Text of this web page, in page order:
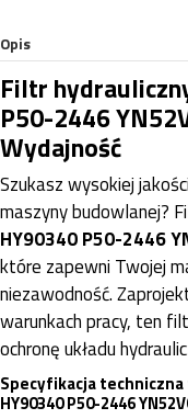
Opis
Filtr
P50-2446
Wydajność
Szukasz wysokiej
maszyny budowlanej?
HY90340 P50-2446
które zapewni Twojej
niezawodność.
warunkach pracy, ten
ochronę układu
Specyfikacja
HY90340 P50-2446